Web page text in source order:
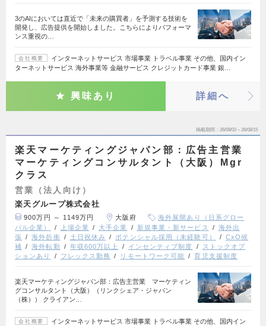
3のAIにおいては直近で「未来の購買者」を予測する技術を
開発し、広告提供を開始しました。こちらによりパフォーマ
ンス重視の…
会社概要
インターネットサービス 市場事業 トラベル事業 その他、国内イン
ターネットサービス 海外事業等 金融サービス クレジットカード事業 銀…
興味あり 詳細へ
掲載期間 26/08/02～26/08/15
楽天マーケティングジャパン部：広告主営業
マーケティングコンサルタント（大阪）Mgr
クラス
営業（法人向け）
楽天グループ株式会社
900万円 ～ 1149万円 大阪府
海外展開あり（日系グロー
バル企業）
上場企業 大手企業 新規事業・新サービス
海外出
張
海外折衝 土日祝休み ポテンシャル採用（未経験可）
CxO候
補
海外転勤 年収600万以上 インセンティブ制度
ストックオプ
ションあり
フレックス勤務 リモートワーク可能 育児支援制度
楽天マーケティングジャパン部：広告主営業 マーケティン
グコンサルタント（大阪）（リンクシェア・ジャパン
（株）） クライアン…
会社概要
インターネットサービス 市場事業 トラベル事業 その他、国内イン